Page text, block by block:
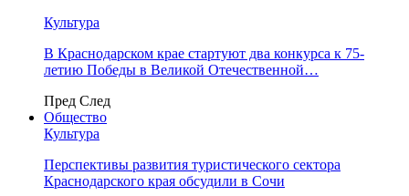
Культура
В Краснодарском крае стартуют два конкурса к 75-
летию Победы в Великой Отечественной…
Пред След
Общество
Культура
Перспективы развития туристического сектора
Краснодарского края обсудили в Сочи